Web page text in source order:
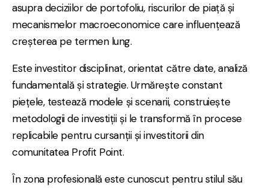
asupra deciziilor de portofoliu, riscurilor de piață și
mecanismelor macroeconomice care influențează
creșterea pe termen lung.
Este investitor disciplinat, orientat către date, analiză
fundamentală și strategie. Urmărește constant
piețele, testează modele și scenarii, construiește
metodologii de investiții și le transformă în procese
replicabile pentru cursanții și investitorii din
comunitatea Profit Point.
În zona profesională este cunoscut pentru stilul său